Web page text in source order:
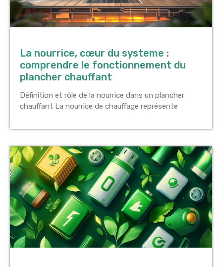
La nourrice, cœur du systeme :
comprendre le fonctionnement du
plancher chauffant
Définition et rôle de la nourrice dans un plancher
chauffant La nourrice de chauffage représente